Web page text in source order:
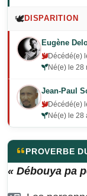
🕊️DISPARITION
Eugène
Décédé(e)
Né(e) le 28
Jean-Paul
Décédé(e)
Né(e) le 28
PROVERBE
« Débouya pa